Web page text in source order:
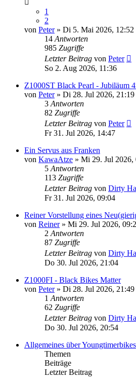
1
2
von Peter» Di 5. Mai 2026, 12:52
14 Antworten
985 Zugriffe
Letzter Beitrag von Peter
So 2. Aug 2026, 11:36
Z1000ST Black Pearl - Jubiläum
von Peter» Di 28. Jul 2026, 21:19
3 Antworten
82 Zugriffe
Letzter Beitrag von Peter
Fr 31. Jul 2026, 14:47
Ein Servus aus Franken
von KawaAtze » Mi 29. Jul 2026,
5 Antworten
113 Zugriffe
Letzter Beitrag von Dirty
Fr 31. Jul 2026, 09:04
Reiner Vorstellung eines
von Reiner» Mi 29. Jul 2026,
2 Antworten
87 Zugriffe
Letzter Beitrag von Dirty
Do 30. Jul 2026, 21:04
Z1000FI - Black Bikes Matter
von Peter» Di 28. Jul 2026, 21:49
1 Antworten
62 Zugriffe
Letzter Beitrag von Dirty
Do 30. Jul 2026, 20:54
Allgemeines über Youngtimerbikes
Themen
Beiträge
Letzter Beitrag